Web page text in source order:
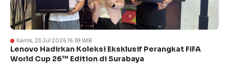
Kamis, 23 Jul 2026 16:59 WIB
Lenovo Hadirkan Koleksi Eksklusif Perangkat FIFA
World Cup 26™ Edition di Surabaya